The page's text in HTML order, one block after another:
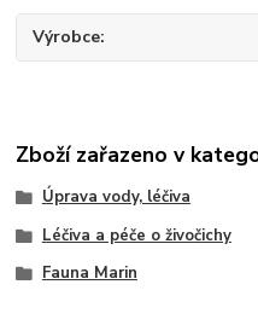
Výrobce
Zboží zařazeno v
Úprava vody, léčiva
Léčiva a péče o živočichy
Fauna Marin